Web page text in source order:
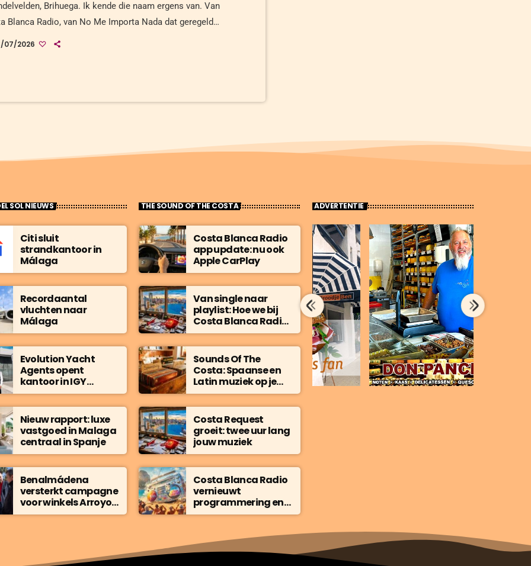
Brihuega. Ik kende die naam ergens van. Van
Blanca Radio, van No Me Importa Nada dat geregeld
Spaanse popmuziek die je hoort zonder te weten
07/2026
SOL NIEUWS
Citi sluit
strandkantoor in
Málaga
Recordaantal
vluchten naar
Málaga
Evolution Yacht
Agents opent
kantoor in IGY
Málaga Marina
Nieuw rapport: luxe
vastgoed in Malaga
centraal in Spanje
Benalmádena
versterkt campagne
voor winkels Arroyo
de la Miel
THE SOUND OF THE COSTA
Costa Blanca Radio
app update: nu ook
Apple CarPlay
Van single naar
playlist: Hoe we bij
Costa Blanca Radio
kiezen welke muziek
je hoort
Sounds Of The
Costa: Spaanse en
Latin muziek op je
radio
Costa Request
groeit: twee uur lang
jouw muziek
Costa Blanca Radio
vernieuwt
programmering en
geluid
ADVERTENTIE